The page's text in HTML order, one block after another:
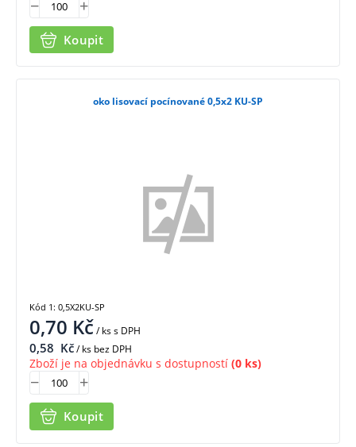
Koupit
oko lisovací pocínované 0,5x2 KU-SP
0,70 Kč/ kss DPH
0,58 Kč/ ks bez DPH
Zboží je na objednávku s dostupností (0 ks)
Koupit
Kód 1: 0,5X2KU-SP